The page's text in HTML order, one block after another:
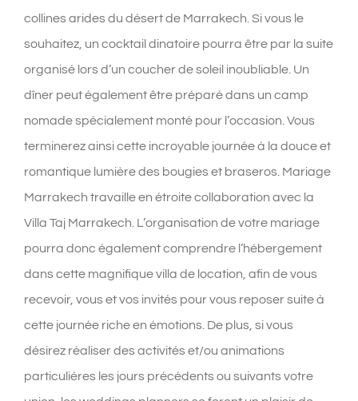
collines arides du désert de Marrakech. Si vous le
souhaitez, un cocktail dinatoire pourra être par la suite
organisé lors d’un coucher de soleil inoubliable. Un
dîner peut également être préparé dans un camp
nomade spécialement monté pour l’occasion. Vous
terminerez ainsi cette incroyable journée à la douce et
romantique lumière des bougies et braseros. Mariage
Marrakech travaille en étroite collaboration avec la
Villa Taj Marrakech. L’organisation de votre mariage
pourra donc également comprendre l’hébergement
dans cette magnifique villa de location, afin de vous
recevoir, vous et vos invités pour vous reposer suite à
cette journée riche en émotions. De plus, si vous
désirez réaliser des activités et/ou animations
particulières les jours précédents ou suivants votre